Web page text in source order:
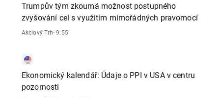
Trumpův tým zkoumá možnost postupného
zvyšování cel s využitím mimořádných pravomocí
Akciový Trh· 9:55
Ekonomický kalendář: Údaje o PPI v USA v centru
pozornosti